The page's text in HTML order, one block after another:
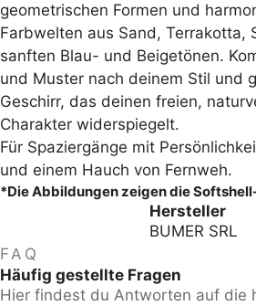
geometrischen Formen und
Farbwelten aus Sand, Terrakotta,
sanften Blau- und Beigetönen.
und Muster nach deinem Stil und
Geschirr, das deinen freien,
Charakter widerspiegelt.
Für Spaziergänge mit
und einem Hauch von Fernweh.
*Die Abbildungen zeigen die
Hersteller
BUMER SRL
FAQ
Häufig gestellte Fragen
Hier findest du Antworten auf die